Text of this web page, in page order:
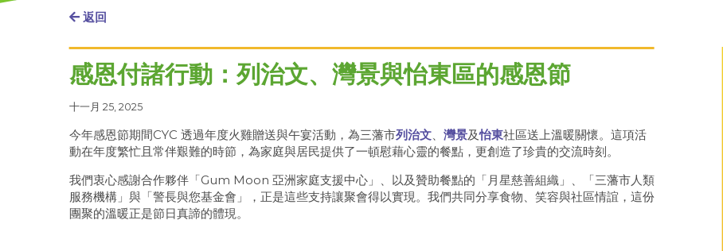
返回
感恩付諸行動：列治文、灣景與怡東區的感恩節
十一月 25, 2025
今年感恩節期間CYC 透過年度火雞贈送與午宴活動，為三藩市列治文、 灣景及怡東社區送上溫暖關懷。這項活
動在年度繁忙且常伴艱難的時節，為家庭與居民提供了一頓慰藉心靈的餐點，更創造了珍貴的交流時刻。
我們衷心感謝合作夥伴「Gum Moon 亞洲家庭支援中心」、以及贊助餐點的「月星慈善組織」、「三藩市人類
服務機構」與「警長與您基金會」，正是這些支持讓聚會得以實現。我們共同分享食物、笑容與社區情誼，這份
團聚的溫暖正是節日真諦的體現。